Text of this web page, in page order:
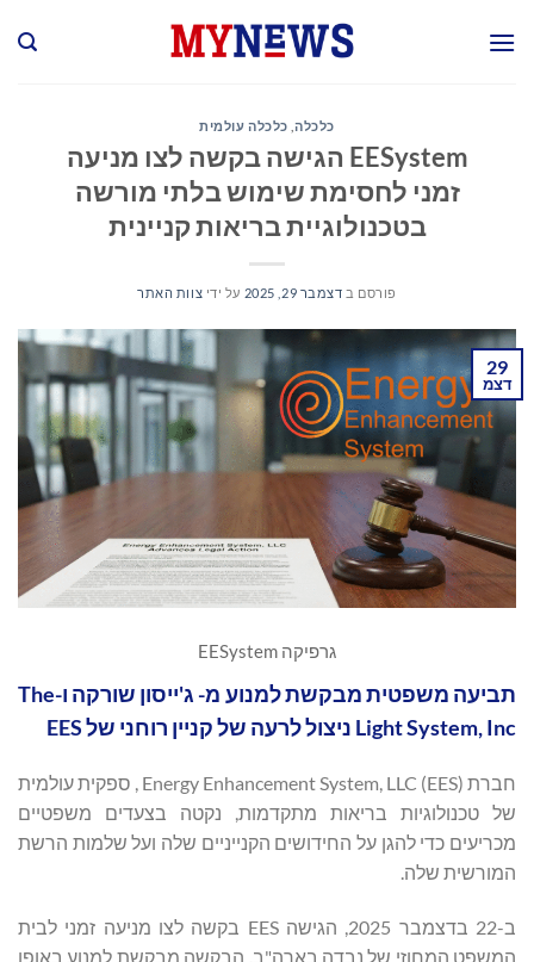
כלכלה, כלכלה עולמית
EESystem הגישה בקשה לצו מניעה
זמני לחסימת שימוש בלתי מורשה
בטכנולוגיית בריאות קניינית
פורסם ב דצמבר 29, 2025 על ידי צוות האתר
29
דצמ
גרפיקה EESystem
תביעה משפטית מבקשת למנוע מ- ג'ייסון שורקה ו-The
Light System, Inc ניצול לרעה של קניין רוחני של EES
חברת Energy Enhancement System, LLC (EES) , ספקית עולמית
של טכנולוגיות בריאות מתקדמות, נקטה בצעדים משפטיים
מכריעים כדי להגן על החידושים הקנייניים שלה ועל שלמות הרשת
המורשית שלה.
ב-22 בדצמבר 2025, הגישה EES בקשה לצו מניעה זמני לבית
המשפט המחוזי של נבדה בארה"ב. הבקשה מבקשת למנוע באופן